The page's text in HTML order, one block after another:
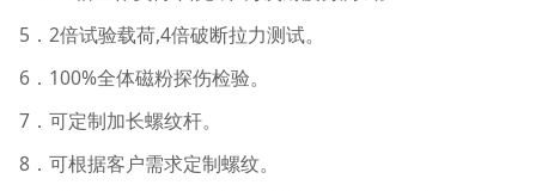
5．2倍试验载荷,4倍破断拉力测试。
6．100%全体磁粉探伤检验。
7．可定制加长螺纹杆。
8．可根据客户需求定制螺纹。